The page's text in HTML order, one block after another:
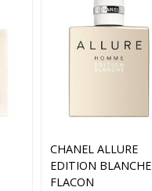
CHANEL ALLURE
EDITION BLANCHE
FLACON